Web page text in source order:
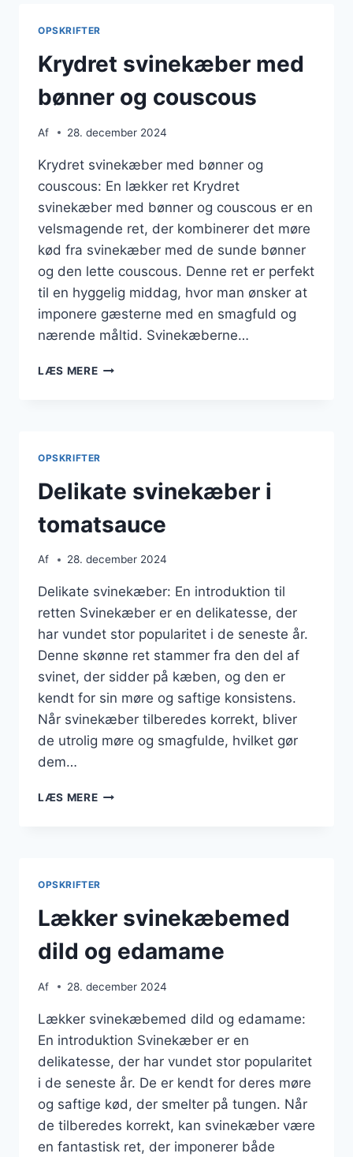
OPSKRIFTER
Krydret svinekæber med
bønner og couscous
Af 28. december 2024
Krydret svinekæber med bønner og
couscous: En lækker ret Krydret
svinekæber med bønner og couscous er en
velsmagende ret, der kombinerer det møre
kød fra svinekæber med de sunde bønner
og den lette couscous. Denne ret er perfekt
til en hyggelig middag, hvor man ønsker at
imponere gæsterne med en smagfuld og
nærende måltid. Svinekæberne…
LÆS MEREKRYDRET
OPSKRIFTER
Delikate svinekæber i
tomatsauce
Af 28. december 2024
Delikate svinekæber: En introduktion til
retten Svinekæber er en delikatesse, der
har vundet stor popularitet i de seneste år.
Denne skønne ret stammer fra den del af
svinet, der sidder på kæben, og den er
kendt for sin møre og saftige konsistens.
Når svinekæber tilberedes korrekt, bliver
de utrolig møre og smagfulde, hvilket gør
dem…
LÆS MEREDELIKATE
OPSKRIFTER
Lækker svinekæbemed
dild og edamame
Af 28. december 2024
Lækker svinekæbemed dild og edamame:
En introduktion Svinekæber er en
delikatesse, der har vundet stor popularitet
i de seneste år. De er kendt for deres møre
og saftige kød, der smelter på tungen. Når
de tilberedes korrekt, kan svinekæber være
en fantastisk ret, der imponerer både